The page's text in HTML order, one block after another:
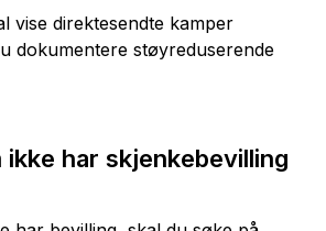
vise direktesendte kamper
dokumentere støyreduserende
ikke har skjenkebevilling